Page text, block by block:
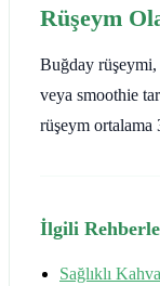
Rüşeym
Buğday
veya smoothie
rüşeym ortalama
İlgili
Sağlıklı